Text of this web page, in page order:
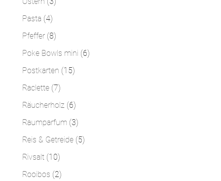
Pasta 44
Produkte
Pfeffer 88
Produkte
Poke Bowls mini 66
Postkarten 1515
Raclette 77
Produkte
Räucherholz 66
Produkte
Raumparfum 33
Produkte
Reis & Getreide 55
Rivsalt 1010
Produkte
Rooibos 22